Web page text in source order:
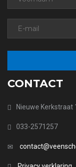
CONTACT
Nieuwe Kerkstraat
033-2571257